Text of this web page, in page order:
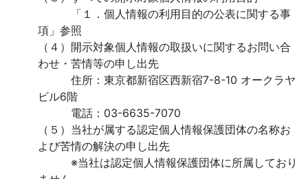
「１．個人情報の利用目的の公表に関する事
項」参照
（４）開示対象個人情報の取扱いに関するお問い合
わせ・苦情等の申し出先
住所：東京都新宿区西新宿7-8-10 オークラヤ
ビル6階
電話：03-6635-7070
（５）当社が属する認定個人情報保護団体の名称お
よび苦情の解決の申し出先
※当社は認定個人情報保護団体に所属しており